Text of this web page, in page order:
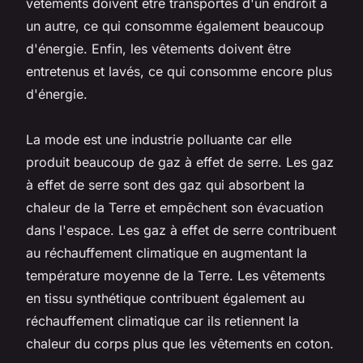
un autre, ce qui consomme également beaucoup
d'énergie. Enfin, les vêtements doivent être
entretenus et lavés, ce qui consomme encore plus
d'énergie.
La mode est une industrie polluante car elle
produit beaucoup de gaz à effet de serre. Les gaz
à effet de serre sont des gaz qui absorbent la
chaleur de la Terre et empêchent son évacuation
dans l'espace. Les gaz à effet de serre contribuent
au réchauffement climatique en augmentant la
température moyenne de la Terre. Les vêtements
en tissu synthétique contribuent également au
réchauffement climatique car ils retiennent la
chaleur du corps plus que les vêtements en coton.